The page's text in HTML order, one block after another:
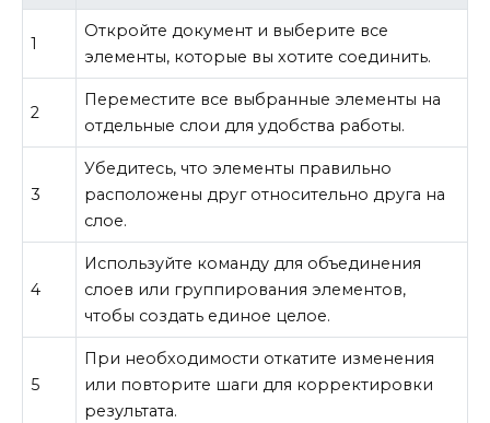
1
Откройте документ и выберите все
элементы, которые вы хотите соединить.
2
Переместите все выбранные элементы на
отдельные слои для удобства работы.
3
Убедитесь, что элементы правильно
расположены друг относительно друга на
слое.
4
Используйте команду для объединения
слоев или группирования элементов,
чтобы создать единое целое.
5
При необходимости откатите изменения
или повторите шаги для корректировки
результата.